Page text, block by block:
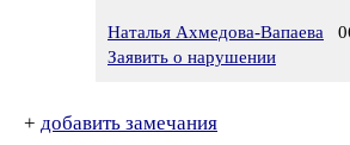
Наталья Ахмедова-Вапаева
Заявить о нарушении
+ добавить замечания